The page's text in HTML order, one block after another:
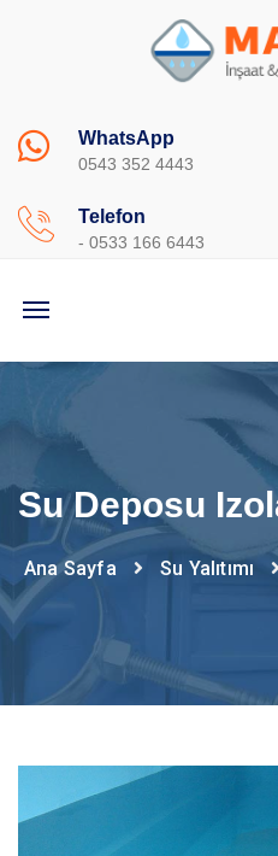
WhatsApp
0543 352 4443
Telefon
- 0533 166 6443
Su Deposu
Ana Sayfa Su Yalıtımı